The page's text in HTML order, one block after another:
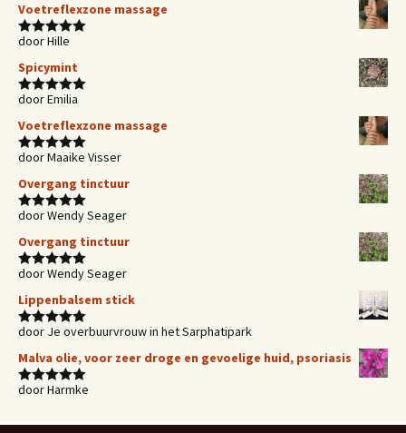
Voetreflexzone massage
Waardering
door Hille
Spicymint
Waardering
door Emilia
Voetreflexzone massage
Waardering
door Maaike Visser
Overgang tinctuur
Waardering
door Wendy Seager
Overgang tinctuur
Waardering
door Wendy Seager
Lippenbalsem stick
Waardering
door Je overbuurvrouw in het Sarphatipark
Malva olie, voor zeer droge en gevoelige huid, psoriasis
Waardering
door Harmke